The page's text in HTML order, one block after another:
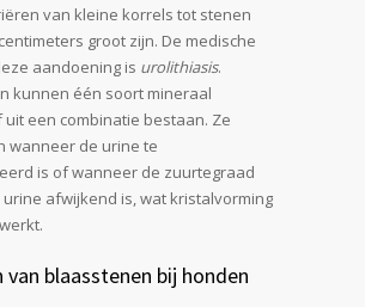
van kleine korrels tot stenen
groot zijn. De medische
aandoening is urolithiasis.
kunnen één soort mineraal
een combinatie bestaan. Ze
wanneer de urine te
is of wanneer de zuurtegraad
urine afwijkend is, wat kristalvorming
van blaasstenen bij honden